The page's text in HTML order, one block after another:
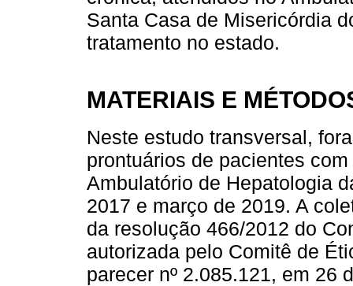
Santa Casa de Misericórdia
tratamento no estado.
MATERIAIS E
Neste estudo transversal,
prontuários de pacientes
Ambulatório de Hepatologia
2017 e março de 2019. A
da resolução 466/2012 do
autorizada pelo Comitê de
parecer nº 2.085.121, em 26